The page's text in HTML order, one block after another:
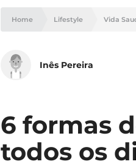
Home Lifestyle Vida
Inês Pereira
6 formas
todos os